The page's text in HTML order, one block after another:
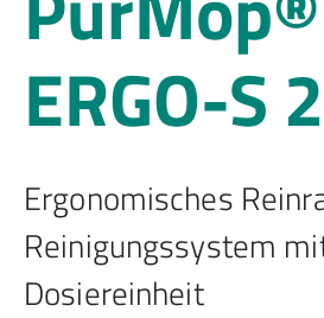
ERGO-S
Ergonomisches
Reinigungssystem
Dosiereinheit